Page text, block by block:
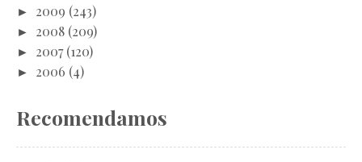
► 2009 (243)
► 2008 (209)
► 2007 (120)
► 2006 (4)
Recomendamos